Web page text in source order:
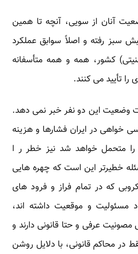
آنان از سویی، آنچه تا همین
سبز رفته و اصلاً سوابق عملکرد
کشور، همه و همه متأسفانه
را تأیید می کنند.
وضعیت این دو نفر خبر نمی دهد.
خواهی در ایران فشارها و هزینه
را متحمل خواهد شد نیز خطر ر ا
خطیرتر این است که چهره هایی
که در تمام فراز و فرود های
مسئولیت و موقعیت داشته اند،
عرفی و حتا قانونی دارند و
در محاکم قانونی، با دلایل روشن